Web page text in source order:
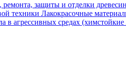
Лакокрасочные